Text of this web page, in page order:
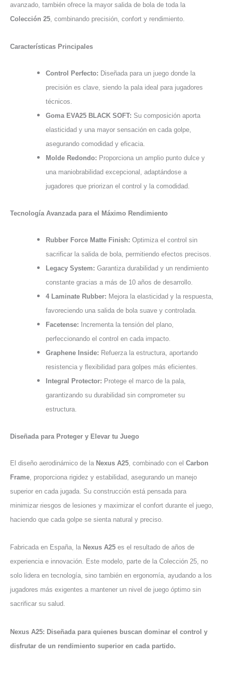
avanzado, también ofrece la mayor salida de bola de toda la
Colección 25 , combinando precisión, confort y rendimiento.
Características Principales
Control Perfecto: Diseñada para un juego donde la
precisión es clave, siendo la pala ideal para jugadores
técnicos.
Goma EVA25 BLACK SOFT: Su composición aporta
elasticidad y una mayor sensación en cada golpe,
asegurando comodidad y eficacia.
Molde Redondo: Proporciona un amplio punto dulce y
una maniobrabilidad excepcional, adaptándose a
jugadores que priorizan el control y la comodidad.
Tecnología Avanzada para el Máximo Rendimiento
Rubber Force Matte Finish: Optimiza el control sin
sacrificar la salida de bola, permitiendo efectos precisos.
Legacy System: Garantiza durabilidad y un rendimiento
constante gracias a más de 10 años de desarrollo.
4 Laminate Rubber: Mejora la elasticidad y la respuesta,
favoreciendo una salida de bola suave y controlada.
Facetense: Incrementa la tensión del plano,
perfeccionando el control en cada impacto.
Graphene Inside: Refuerza la estructura, aportando
resistencia y flexibilidad para golpes más eficientes.
Integral Protector: Protege el marco de la pala,
garantizando su durabilidad sin comprometer su
estructura.
Diseñada para Proteger y Elevar tu Juego
El diseño aerodinámico de la Nexus A25, combinado con el Carbon
Frame, proporciona rigidez y estabilidad, asegurando un manejo
superior en cada jugada. Su construcción está pensada para
minimizar riesgos de lesiones y maximizar el confort durante el juego,
haciendo que cada golpe se sienta natural y preciso.
Fabricada en España, la Nexus A25 es el resultado de años de
experiencia e innovación. Este modelo, parte de la Colección 25, no
solo lidera en tecnología, sino también en ergonomía, ayudando a los
jugadores más exigentes a mantener un nivel de juego óptimo sin
sacrificar su salud.
Nexus A25: Diseñada para quienes buscan dominar el control y
disfrutar de un rendimiento superior en cada partido.